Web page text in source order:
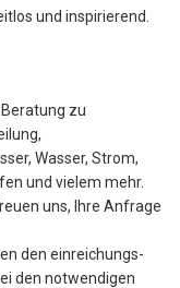
und inspirierend.
zu
Wasser, Strom,
und vielem mehr.
uns, Ihre Anfrage
den einreichungs-
den notwendigen